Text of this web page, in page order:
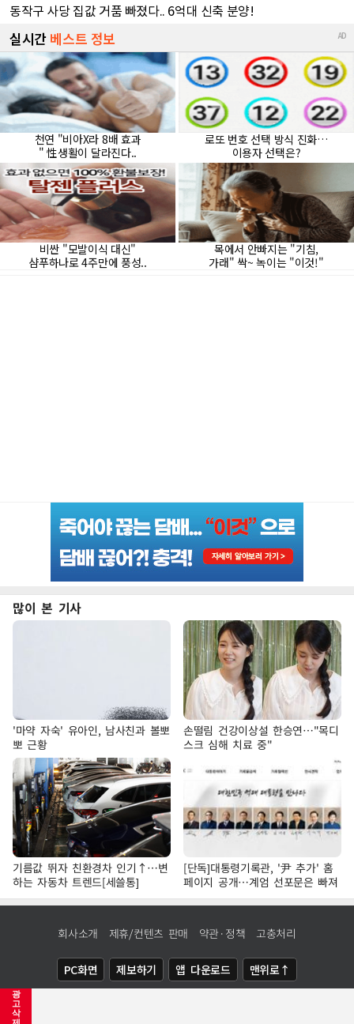
광
고
삭
많이 본 기사
'마약 자숙' 유아인, 남사친과 볼뽀
뽀 근황
손떨림 건강이상설 한승연…"목디
스크 심해 치료 중"
기름값 뛰자 친환경차 인기↑…변
하는 자동차 트렌드[세쓸통]
[단독]대통령기록관, '尹 추가' 홈
페이지 공개…계엄 선포문은 빠져
회사소개 제휴/컨텐츠 판매 약관·정책 고충처리
PC화면 제보하기 앱 다운로드 맨위로↑